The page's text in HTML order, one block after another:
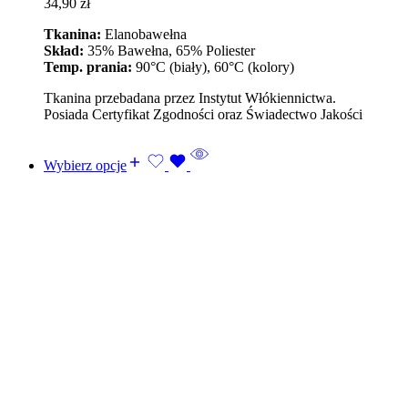
Tkanina: Elanobawełna
Skład: 35% Bawełna, 65% Poliester
Temp. prania: 90°C (biały), 60°C (kolory)
Tkanina przebadana przez Instytut Włókiennictwa.
Posiada Certyfikat Zgodności oraz Świadectwo Jakości
Wybierz opcje